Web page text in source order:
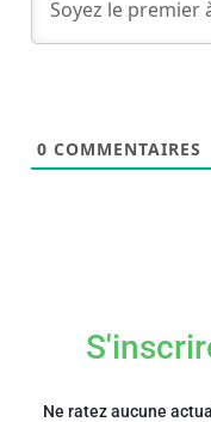
0 COMMENTAIRES
Ne ratez aucune